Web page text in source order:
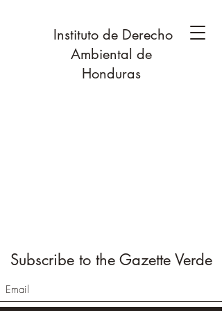
Instituto de Derecho
Ambiental de
Honduras
Subscribe to the Gazette Verde